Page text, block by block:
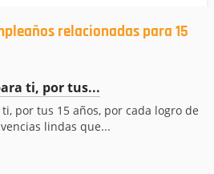
relacionadas para 15
ti, por tus...
por tus 15 años, por cada logro de
lindas que...